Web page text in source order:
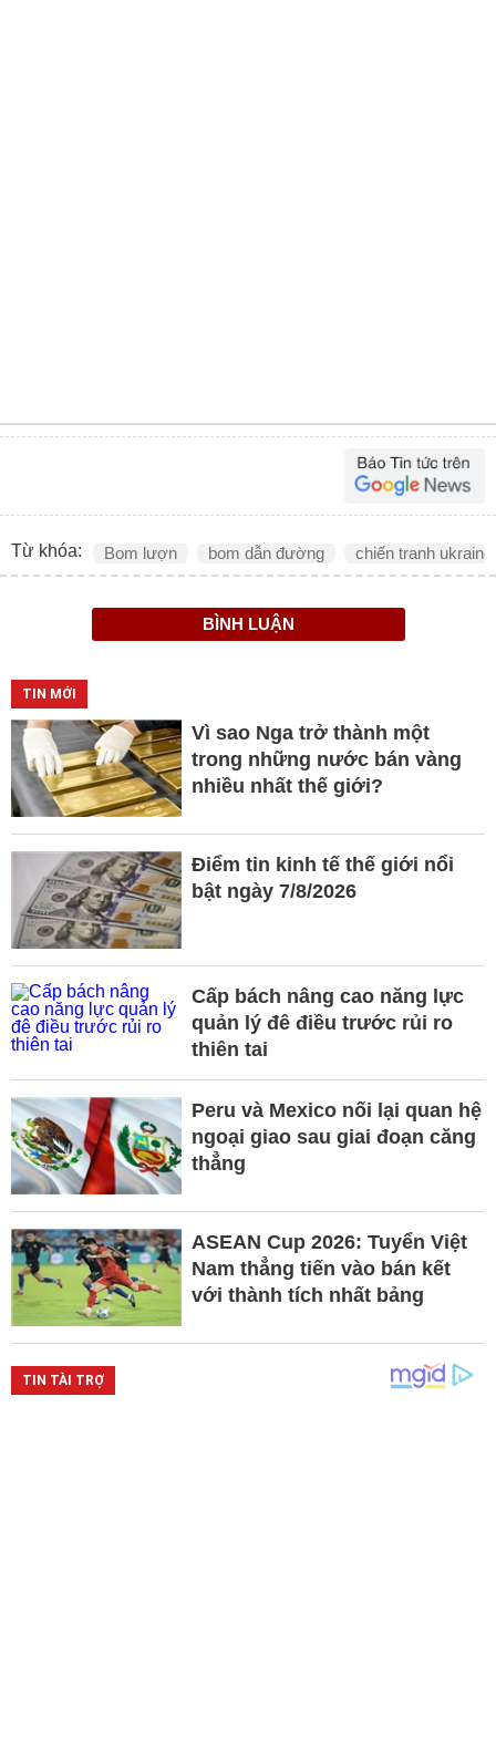
Từ khóa: Bom lượn bom dẫn đường chiến tranh ukraine
BÌNH LUẬN
TIN MỚI
Vì sao Nga trở thành một
trong những nước bán vàng
nhiều nhất thế giới?
Điểm tin kinh tế thế giới nổi
bật ngày 7/8/2026
Cấp bách nâng cao năng lực
quản lý đê điều trước rủi ro
thiên tai
Peru và Mexico nối lại quan hệ
ngoại giao sau giai đoạn căng
thẳng
ASEAN Cup 2026: Tuyển Việt
Nam thẳng tiến vào bán kết
với thành tích nhất bảng